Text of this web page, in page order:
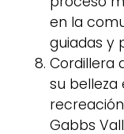
en la
guiadas y
Cordillera
su belleza
Gabbs